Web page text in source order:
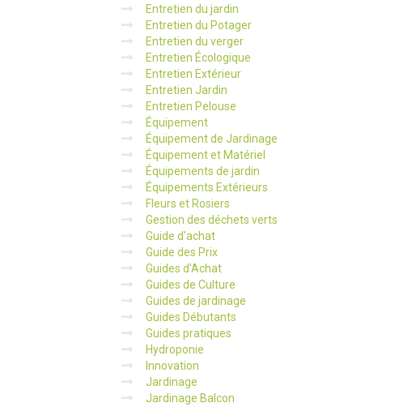
Entretien du jardin
Entretien du Potager
Entretien du verger
Entretien Écologique
Entretien Extérieur
Entretien Jardin
Entretien Pelouse
Équipement
Équipement de Jardinage
Équipement et Matériel
Équipements de jardin
Équipements Extérieurs
Fleurs et Rosiers
Gestion des déchets verts
Guide d'achat
Guide des Prix
Guides d'Achat
Guides de Culture
Guides de jardinage
Guides Débutants
Guides pratiques
Hydroponie
Innovation
Jardinage
Jardinage Balcon